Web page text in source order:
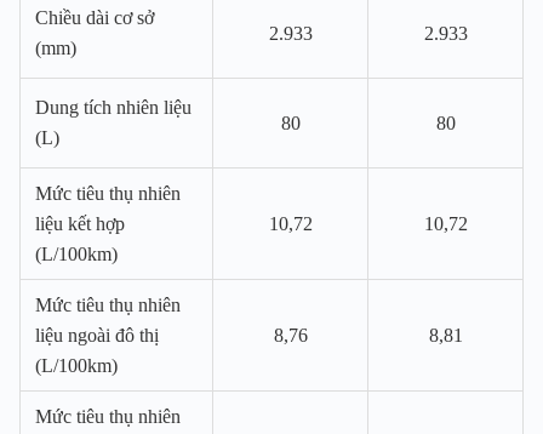
Chiều dài cơ sở
(mm)
2.933 2.933
Dung tích nhiên liệu
(L)
80 80
Mức tiêu thụ nhiên
liệu kết hợp
(L/100km)
10,72 10,72
Mức tiêu thụ nhiên
liệu ngoài đô thị
(L/100km)
8,76 8,81
Mức tiêu thụ nhiên